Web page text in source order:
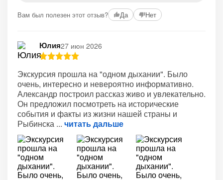
Вам был полезен этот отзыв? Да Нет
Юлия27 июн 2026
Экскурсия прошла на "одном дыхании". Было
очень, интересно и невероятно информативно.
Александр построил рассказ живо и увлекательно.
Он предложил посмотреть на исторические
события и факты из жизни нашей страны и
Рыбинска
читать дальше